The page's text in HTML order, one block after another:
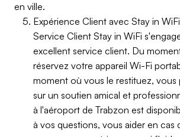
en ville.
Expérience Client avec Stay in
Service Client Stay in WiFi
excellent service client. Du
réservez votre appareil Wi-Fi
moment où vous le restituez,
sur un soutien amical et
à l'aéroport de Trabzon est
à vos questions, vous aider en cas